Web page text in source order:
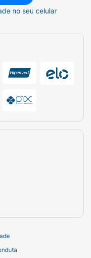
no seu celular